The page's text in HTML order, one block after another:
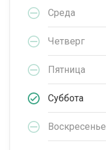
Среда
Четверг
Пятница
Суббота
Воскресенье